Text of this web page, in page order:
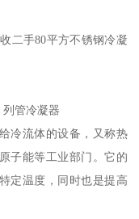
二手80平方不锈钢冷凝
管冷凝器
冷流体的设备，又称热
子能等工业部门。它的
定温度，同时也是提高